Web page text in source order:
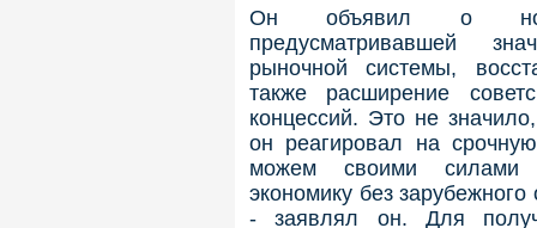
Он объявил о
предусматривавшей
рыночной системы,
также расширение
концессий. Это не
он реагировал на
можем своими силами
экономику без
- заявлял он. Для